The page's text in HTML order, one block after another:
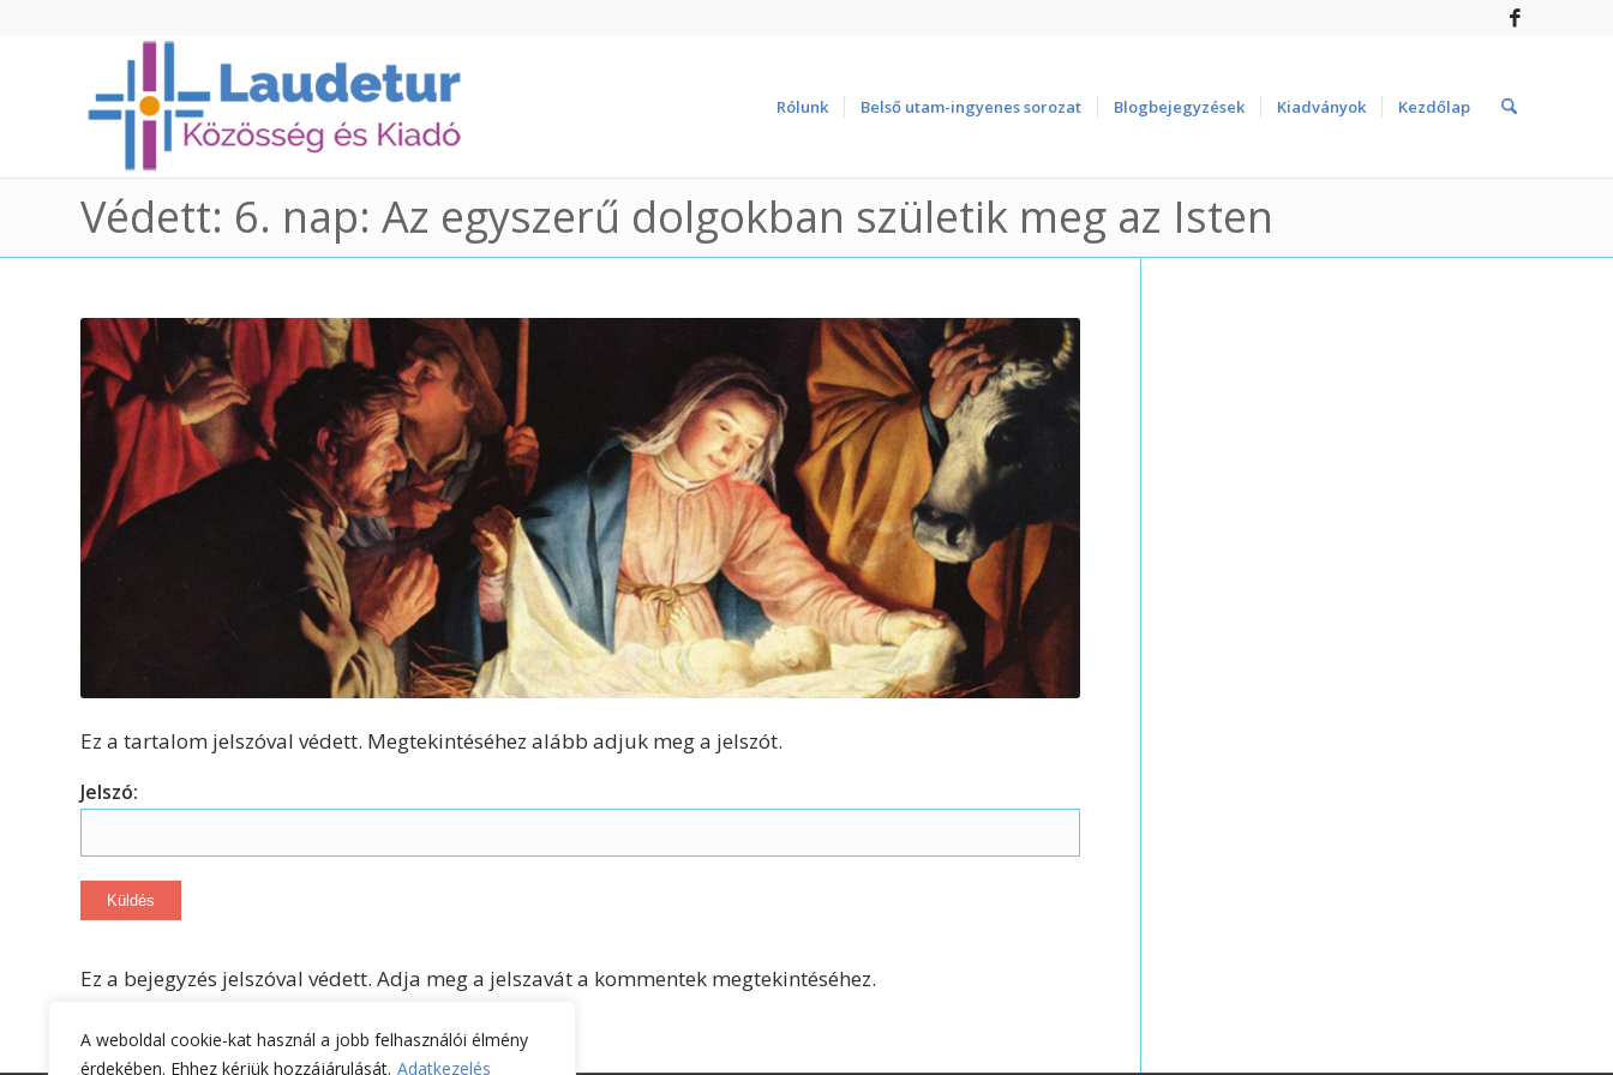
A weboldal cookie-kat használ a jobb felhasználói élmény
érdekében. Ehhez kérjük hozzájárulását. Adatkezelés
Rólunk Belső utam-ingyenes sorozat Blogbejegyzések Kiadványok Kezdőlap
Védett: 6. nap: Az egyszerű dolgokban születik meg az Isten
Ez a tartalom jelszóval védett. Megtekintéséhez alább adjuk meg a jelszót.
Jelszó:
Ez a bejegyzés jelszóval védett. Adja meg a jelszavát a kommentek megtekintéséhez.